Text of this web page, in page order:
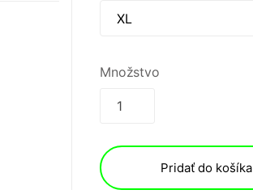
Množstvo
Pridať do košíka